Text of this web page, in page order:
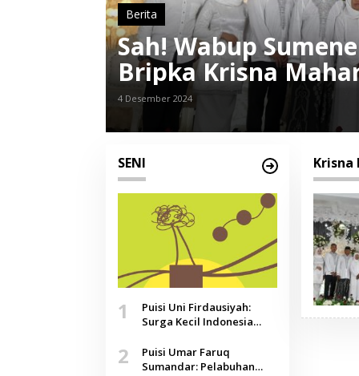
Berita
Sah! Wabup
Bripka Krisna
4 Desember 2024
SENI
1
Puisi Uni Firdausiyah:
Surga Kecil Indonesia
Doa yang Jauh, Narasi
Agustus
2
Puisi Umar Faruq
Sumandar: Pelabuhan
Krisna